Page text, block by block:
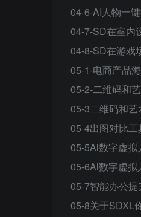
04-6-AI人物一
04-7-SD在室内
04-8-SD在游戏
05-1-电商产品
05-2-二维码和
05-3二维码和
05-4出图对比工
05-5Al数字虚拟
05-6Al数字虚拟
05-7智能办公
05-8关于SDXL